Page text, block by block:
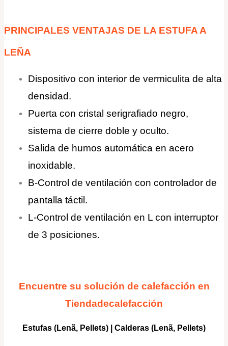
PRINCIPALES VENTAJAS DE LA ESTUFA A
LEÑA
Dispositivo con interior de vermiculita de alta
densidad.
Puerta con cristal serigrafiado negro,
sistema de cierre doble y oculto.
Salida de humos automática en acero
inoxidable.
B-Control de ventilación con controlador de
pantalla táctil.
L-Control de ventilación en L con interruptor
de 3 posiciones.
Encuentre su solución de calefacción en
Tiendadecalefacción
Estufas (Lenã, Pellets) Calderas (Lenã, Pellets)